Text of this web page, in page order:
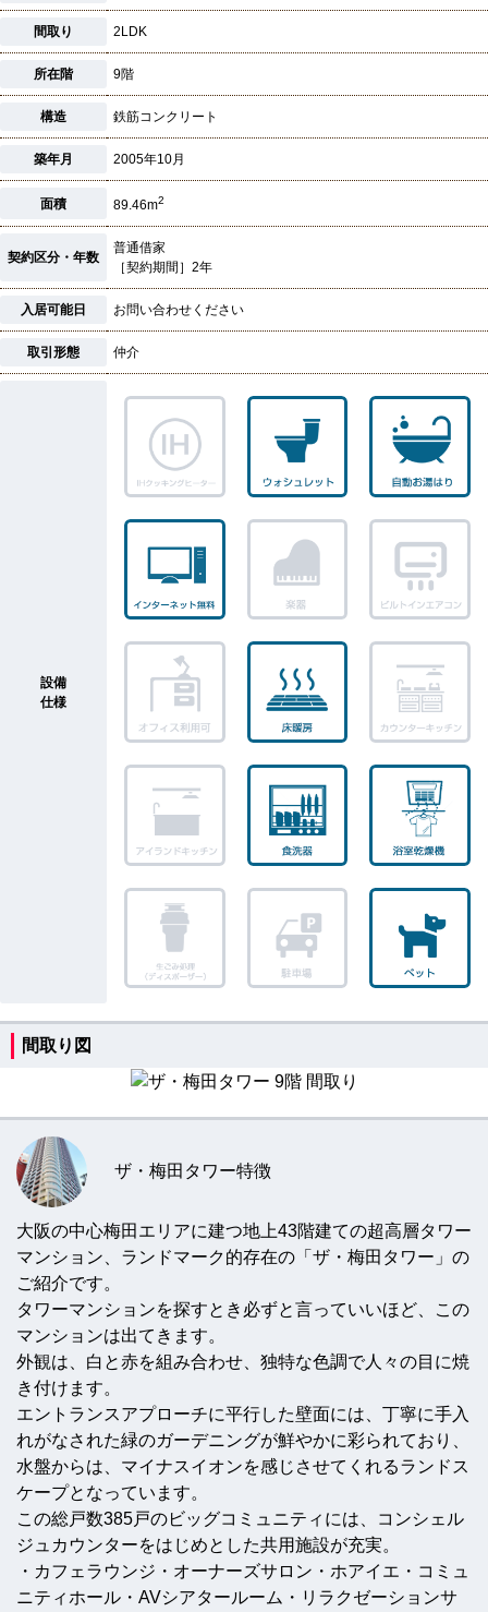
間取り 2LDK
所在階 9階
構造 鉄筋コンクリート
築年月 2005年10月
面積 89.46m2
契約区分・年数
普通借家
［契約期間］2年
入居可能日 お問い合わせください
取引形態 仲介
設備
仕様
間取り図
ザ・梅田タワー特徴
大阪の中心梅田エリアに建つ地上43階建ての超高層タワー
マンション、ランドマーク的存在の「ザ・梅田タワー」の
ご紹介です。
タワーマンションを探すとき必ずと言っていいほど、この
マンションは出てきます。
外観は、白と赤を組み合わせ、独特な色調で人々の目に焼
き付けます。
エントランスアプローチに平行した壁面には、丁寧に手入
れがなされた緑のガーデニングが鮮やかに彩られており、
水盤からは、マイナスイオンを感じさせてくれるランドス
ケープとなっています。
この総戸数385戸のビッグコミュニティには、コンシェル
ジュカウンターをはじめとした共用施設が充実。
・カフェラウンジ・オーナーズサロン・ホアイエ・コミュ
ニティホール・AVシアタールーム・リラクゼーションサ